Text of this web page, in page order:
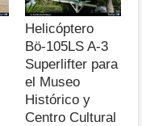
Helicóptero
Bö-105LS A-3
Superlifter para
el Museo
Histórico y
Centro Cultural